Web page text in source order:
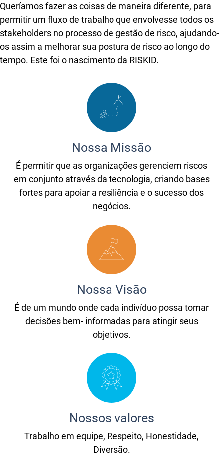
Queríamos fazer as coisas de maneira diferente, para
permitir um fluxo de trabalho que envolvesse todos os
stakeholders no processo de gestão de risco, ajudando-
os assim a melhorar sua postura de risco ao longo do
tempo. Este foi o nascimento da RISKID.
Nossa Missão
É permitir que as organizações gerenciem riscos
em conjunto através da tecnologia, criando bases
fortes para apoiar a resiliência e o sucesso dos
negócios.
Nossa Visão
É de um mundo onde cada indivíduo possa tomar
decisões bem- informadas para atingir seus
objetivos.
Nossos valores
Trabalho em equipe, Respeito, Honestidade,
Diversão.